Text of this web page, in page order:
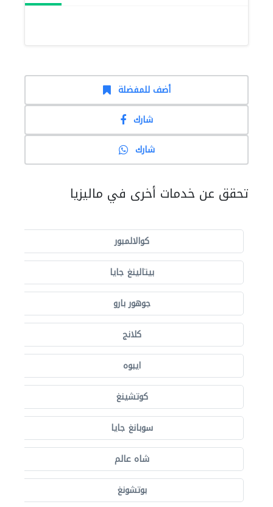
أضف للمفضلة
شارك
شارك
تحقق عن خدمات أخرى في ماليزيا
كوالالمبور
بيتالينغ جايا
جوهور بارو
كلانج
ايبوه
كوتشينغ
سوبانغ جايا
شاه عالم
بوتشونغ